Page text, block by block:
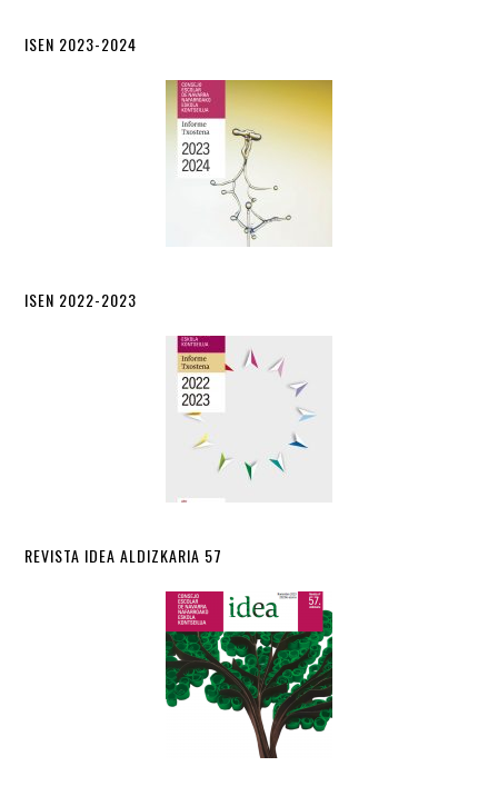
ISEN 2023-2024
ISEN 2022-2023
REVISTA IDEA ALDIZKARIA 57